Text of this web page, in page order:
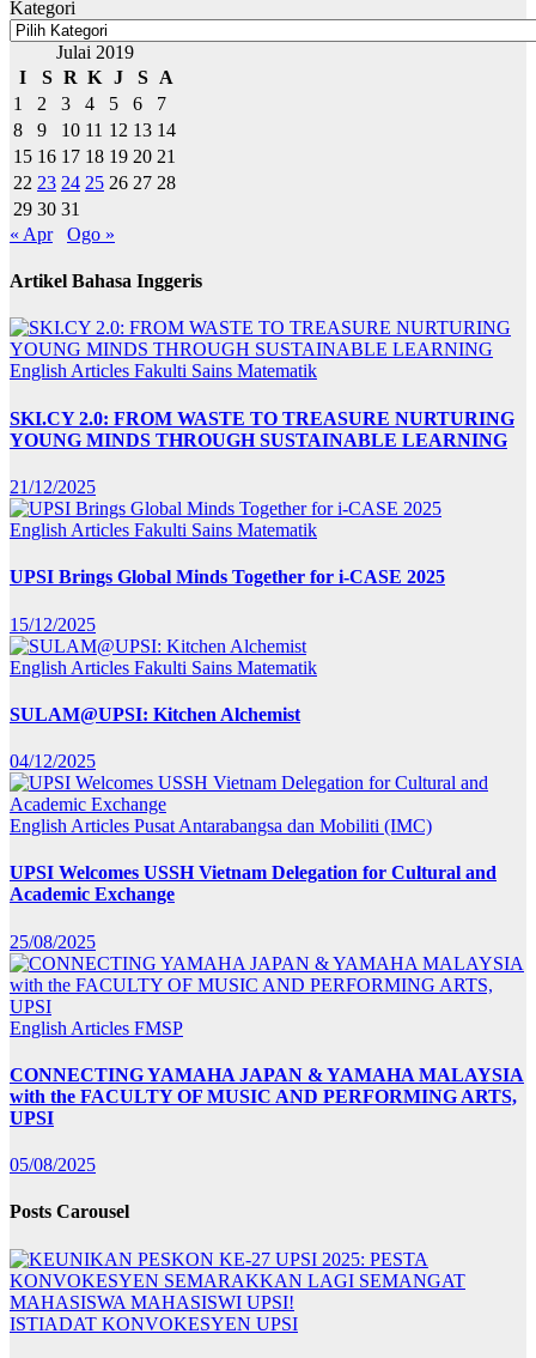
Kategori
Julai 2019
I
S R K J S
A
1
2 3 4 5 6
7
8
9 10 11 12 13 14
15 16 17 18 19 20 21
22 23 24 25 26 27 28
29 30 31
« Apr
Ogo »
Artikel Bahasa Inggeris
English Articles Fakulti Sains Matematik
SKI.CY 2.0: FROM WASTE TO TREASURE NURTURING
YOUNG MINDS THROUGH SUSTAINABLE LEARNING
21/12/2025
English Articles Fakulti Sains Matematik
UPSI Brings Global Minds Together for i-CASE 2025
15/12/2025
English Articles Fakulti Sains Matematik
SULAM@UPSI: Kitchen Alchemist
04/12/2025
English Articles Pusat Antarabangsa dan Mobiliti (IMC)
UPSI Welcomes USSH Vietnam Delegation for Cultural and
Academic Exchange
25/08/2025
English Articles FMSP
CONNECTING YAMAHA JAPAN & YAMAHA MALAYSIA
with the FACULTY OF MUSIC AND PERFORMING ARTS,
UPSI
05/08/2025
Posts Carousel
ISTIADAT KONVOKESYEN UPSI